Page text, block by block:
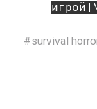
#survival